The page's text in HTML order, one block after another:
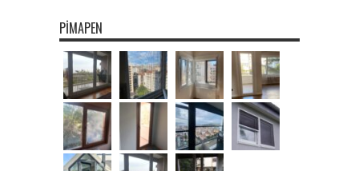
PIMAPEN